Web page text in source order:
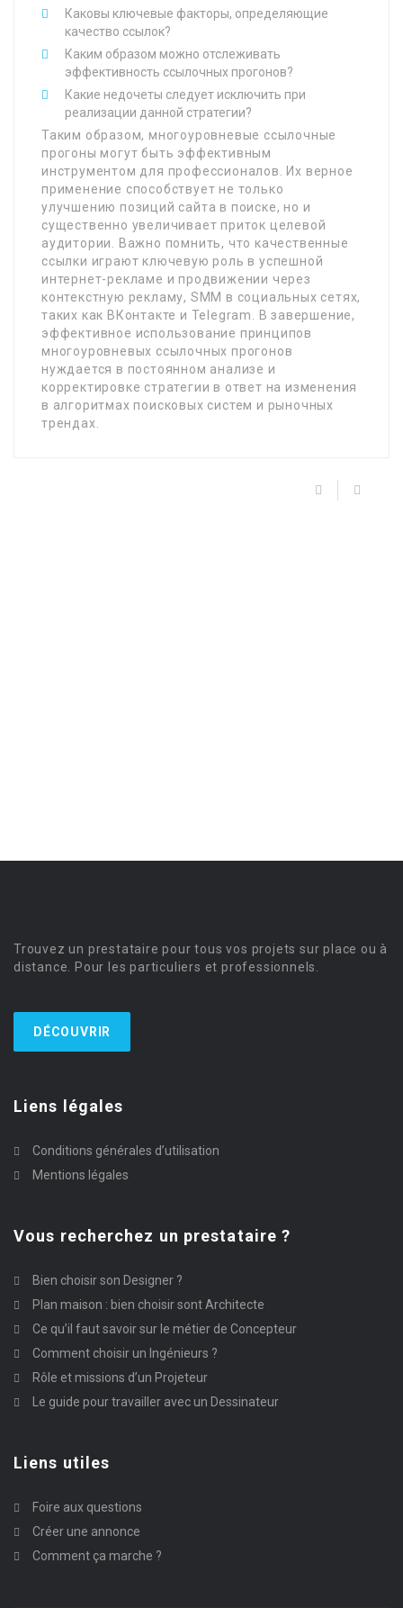
Каковы ключевые факторы, определяющие
качество ссылок?
Каким образом можно отслеживать
эффективность ссылочных прогонов?
Какие недочеты следует исключить при
реализации данной стратегии?
Таким образом, многоуровневые ссылочные
прогоны могут быть эффективным
инструментом для профессионалов. Их верное
применение способствует не только
улучшению позиций сайта в поиске, но и
существенно увеличивает приток целевой
аудитории. Важно помнить, что качественные
ссылки играют ключевую роль в успешной
интернет-рекламе и продвижении через
контекстную рекламу, SMM в социальных сетях,
таких как ВКонтакте и Telegram. В завершение,
эффективное использование принципов
многоуровневых ссылочных прогонов
нуждается в постоянном анализе и
корректировке стратегии в ответ на изменения
в алгоритмах поисковых систем и рыночных
трендах.
Trouvez un prestataire pour tous vos projets sur place ou à
distance. Pour les particuliers et professionnels.
DÉCOUVRIR
Liens légales
Conditions générales d’utilisation
Mentions légales
Vous recherchez un prestataire ?
Bien choisir son Designer ?
Plan maison : bien choisir sont Architecte
Ce qu’il faut savoir sur le métier de Concepteur
Comment choisir un Ingénieurs ?
Rôle et missions d’un Projeteur
Le guide pour travailler avec un Dessinateur
Liens utiles
Foire aux questions
Créer une annonce
Comment ça marche ?